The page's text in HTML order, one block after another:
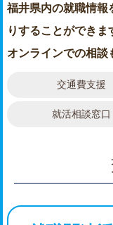
福井県内の就職情報
りすることができま
オンラインでの相談
交通費支援
就活相談窓口